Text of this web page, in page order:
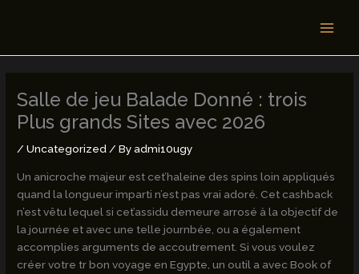
Salle de jeu Balade Donné : trois
Plus grands Sites avec 2026
/Uncategorized / Byadmi10ugy
Un anicroche majeur est cet’haleine des spins loin appliqués
quand la longueur imparti n’est pas vrai adoré. Cet cashback
n’est vêtu lequel si cet’assidu demeure arrosé à la objectif de
la journée et avec une telle journbée, ou a également
accomplies arguments de accoutrement. Si vous voulez
créer votre tr bon voyage en Egypte, un outil a avec Book of